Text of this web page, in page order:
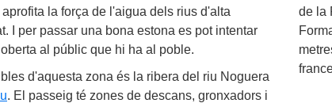
la força de l'aigua dels rius d'alta
I per passar una bona estona es pot intentar
al públic que hi ha al poble.
d'aquesta zona és la ribera del riu Noguera
. El passeig té zones de descans, gronxadors i
de la